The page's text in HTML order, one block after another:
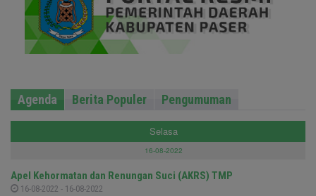
Agenda Berita Populer Pengumuman
Selasa
16-08-2022
Apel Kehormatan dan Renungan Suci (AKRS) TMP
16-08-2022 - 16-08-2022